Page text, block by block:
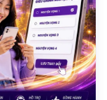
tự tin viết